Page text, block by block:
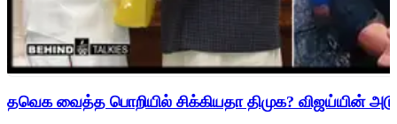
தவெக வைத்த பொறியில் சிக்கியதா திமுக? விஜய்யின்